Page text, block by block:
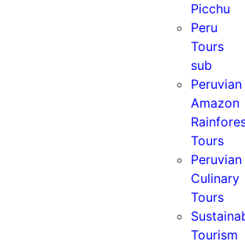
Picchu
Peru
Tours
sub
Peruvian
Amazon
Tours
Peruvian
Culinary
Tours
Tourism